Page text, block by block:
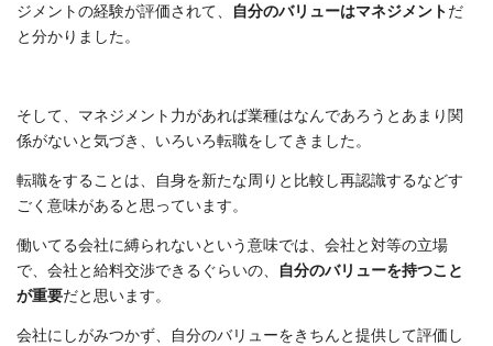
ジメントの経験が評価されて、
自分のバリューはマネジメントだ
と分かりました。
そして、マネジメント力があれば業種はなんであろうとあまり関
係がないと気づき、いろいろ転職をしてきました。
転職をすることは、自身を新たな周りと比較し再認識するなどす
ごく意味があると思っています。
働いてる会社に縛られないという意味では、会社と対等の立場
で、会社と給料交渉できるぐらいの、
自分のバリューを持つこと
が重要だと思います。
会社にしがみつかず、自分のバリューをきちんと提供して評価し